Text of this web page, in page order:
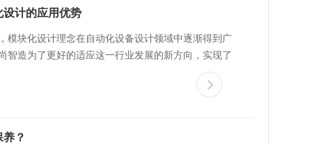
计的应用优势
模块化设计理念在自动化设备设计领域中逐渐得到广
智造为了更好的适应这一行业发展的新方向，实现了
？